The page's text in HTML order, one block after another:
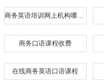
商务英语培训网上机构哪家好
商务口语课程收费
在线商务英语口语课程